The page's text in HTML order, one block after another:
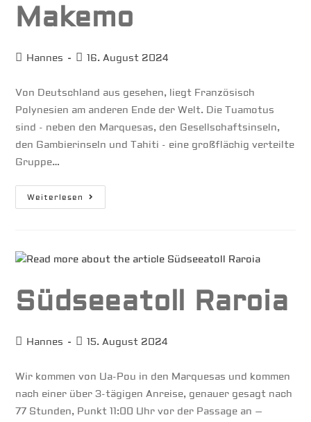
Makemo
Beitrags-
Hannes
Beitrag
16. August 2024
Von Deutschland aus gesehen, liegt Französisch
Polynesien am anderen Ende der Welt. Die Tuamotus
sind - neben den Marquesas, den Gesellschaftsinseln,
den Gambierinseln und Tahiti - eine großflächig verteilte
Gruppe…
Weiterlesen Südseeatoll
Makemo
Südseeatoll Raroia
Beitrags-
Hannes
Beitrag
15. August 2024
Wir kommen von Ua-Pou in den Marquesas und kommen
nach einer über 3-tägigen Anreise, genauer gesagt nach
77 Stunden, Punkt 11:00 Uhr vor der Passage an –